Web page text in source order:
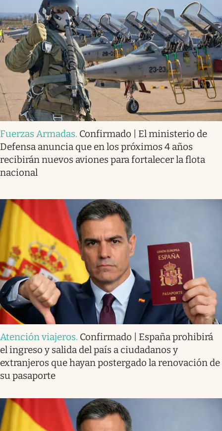
Fuerzas Armadas. Confirmado | El ministerio de
Defensa anuncia que en los próximos 4 años
recibirán nuevos aviones para fortalecer la flota
nacional
Atención viajeros. Confirmado | España prohibirá
el ingreso y salida del país a ciudadanos y
extranjeros que hayan postergado la renovación de
su pasaporte